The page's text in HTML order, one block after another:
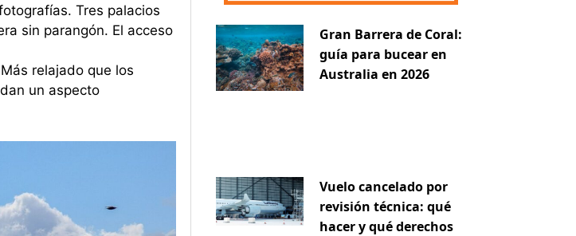
Tres palacios
sin parangón. El acceso
relajado que los
un aspecto
Gran Barrera de Coral:
guía para bucear en
Australia en 2026
Vuelo cancelado por
revisión técnica: qué
hacer y qué derechos